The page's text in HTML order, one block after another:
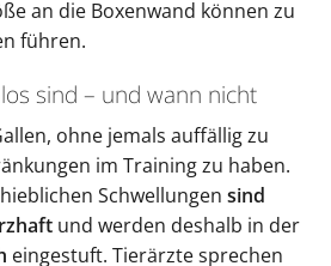
an die Boxenwand können zu
führen.
sind – und wann nicht
ohne jemals auffällig zu
im Training zu haben.
Schwellungen sind
und werden deshalb in der
eingestuft. Tierärzte sprechen